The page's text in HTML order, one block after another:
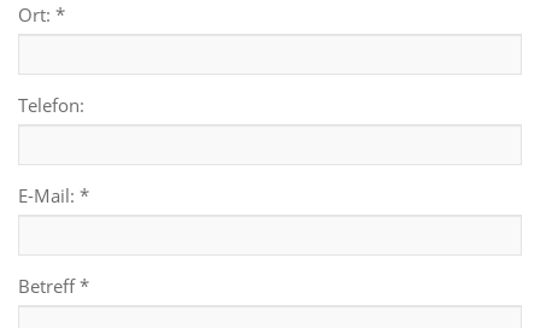
Ort: *
Telefon:
E-Mail: *
Betreff *